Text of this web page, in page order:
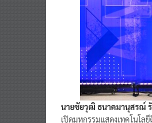
นายชัยวุฒิ ธนาคมานุสรณ์
เปิดมหกรรมแสดงเทคโนโล